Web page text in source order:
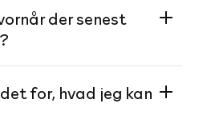
der senest
for, hvad jeg kan